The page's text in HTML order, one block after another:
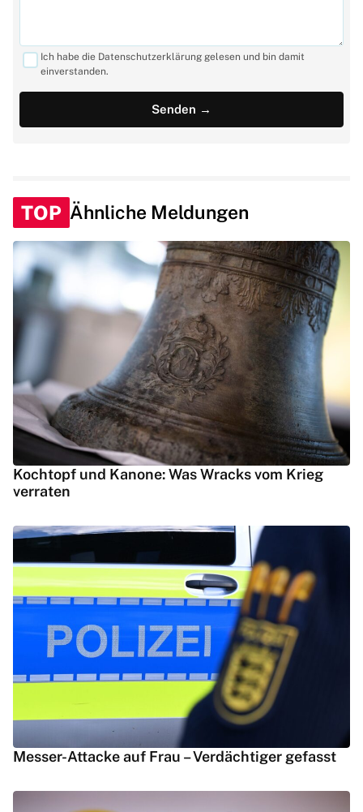
Ich habe die Datenschutzerklärung gelesen und bin damit
einverstanden.
TOP Ähnliche Meldungen
Kochtopf und Kanone: Was Wracks vom Krieg
verraten
Messer-Attacke auf Frau – Verdächtiger gefasst